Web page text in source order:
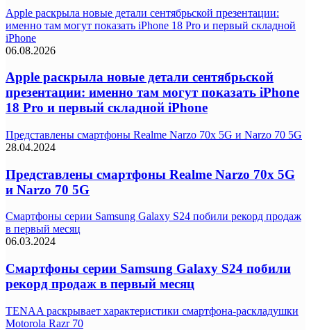
Apple раскрыла новые детали сентябрьской презентации:
именно там могут показать iPhone 18 Pro и первый складной
iPhone
06.08.2026
Apple раскрыла новые детали сентябрьской
презентации: именно там могут показать iPhone
18 Pro и первый складной iPhone
Представлены смартфоны Realme Narzo 70x 5G и Narzo 70 5G
28.04.2024
Представлены смартфоны Realme Narzo 70x 5G
и Narzo 70 5G
Смартфоны серии Samsung Galaxy S24 побили рекорд продаж
в первый месяц
06.03.2024
Смартфоны серии Samsung Galaxy S24 побили
рекорд продаж в первый месяц
TENAA раскрывает характеристики смартфона-раскладушки
Motorola Razr 70